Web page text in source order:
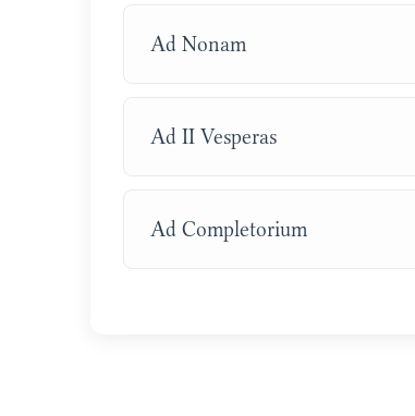
Ad Nonam
Ad II Vesperas
Ad Completorium